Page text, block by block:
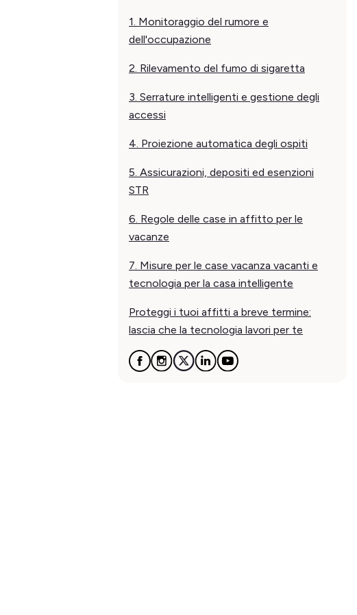
1. Monitoraggio del rumore e
dell'occupazione
2. Rilevamento del fumo di sigaretta
3. Serrature intelligenti e gestione degli
accessi
4. Proiezione automatica degli ospiti
5. Assicurazioni, depositi ed esenzioni
STR
6. Regole delle case in affitto per le
vacanze
7. Misure per le case vacanza vacanti e
tecnologia per la casa intelligente
Proteggi i tuoi affitti a breve termine:
lascia che la tecnologia lavori per te